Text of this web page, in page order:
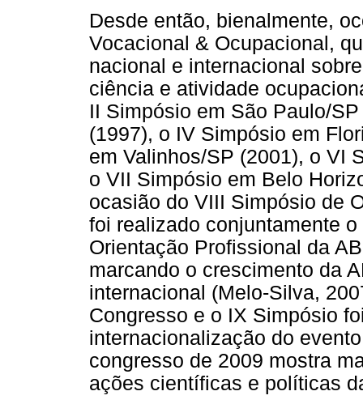
Desde então, bienalmente,
Vocacional & Ocupacional,
nacional e internacional
ciência e atividade
II Simpósio em São Paulo/
(1997), o IV Simpósio em
em Valinhos/SP (2001), o VI
o VII Simpósio em Belo
ocasião do VIII Simpósio de
foi realizado conjuntamente
Orientação Profissional da
marcando o crescimento da
internacional (Melo-Silva,
Congresso e o IX Simpósio
internacionalização do
congresso de 2009 mostra
ações científicas e políticas